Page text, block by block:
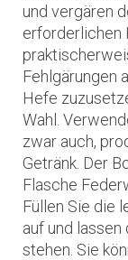
und vergären
erforderlichen
Fehlgärungen
Hefe
Wahl.
zwar auch,
Getränk. Der
Flasche
Füllen Sie die
auf und
stehen. Sie